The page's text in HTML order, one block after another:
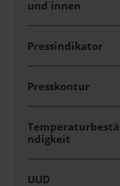
und innen
Pressindikator
Presskontur
Temperaturbestä
ndigkeit
UUD